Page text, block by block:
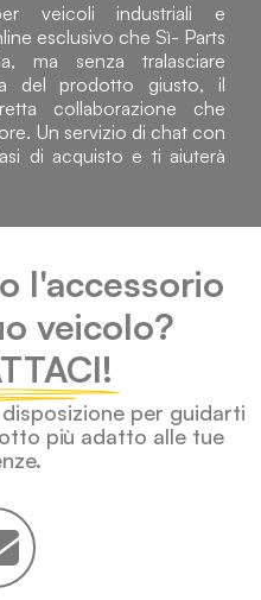
veicoli industriali e
esclusivo che Sì- Parts
ma senza tralasciare
del prodotto giusto, il
collaborazione che
Un servizio di chat con
di acquisto e ti aiuterà
l'accessorio
veicolo?
per guidarti
più adatto alle tue